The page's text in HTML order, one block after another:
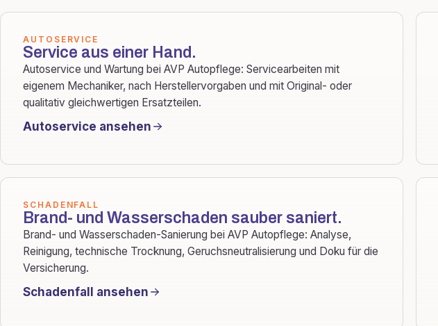
AUTOSERVICE
Service aus einer Hand.
Autoservice und Wartung bei AVP Autopflege: Servicearbeiten mit
eigenem Mechaniker, nach Herstellervorgaben und mit Original- oder
qualitativ gleichwertigen Ersatzteilen.
Autoservice ansehen
SCHADENFALL
Brand- und Wasserschaden sauber saniert.
Brand- und Wasserschaden-Sanierung bei AVP Autopflege: Analyse,
Reinigung, technische Trocknung, Geruchsneutralisierung und Doku für die
Versicherung.
Schadenfall ansehen